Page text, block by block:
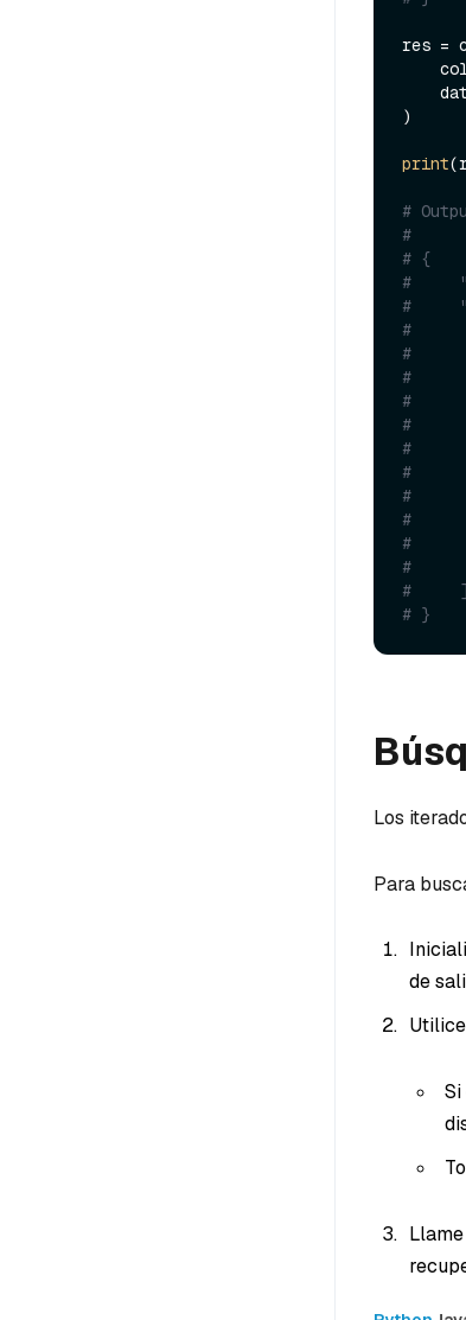
res =
)
print
#
#
# {
#
#
#
#
#
#
#
#
#
#
#
#
#
#     ]
# }
Los
Para
de